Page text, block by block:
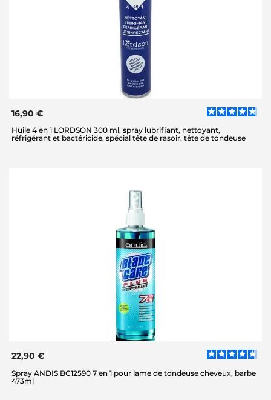
16,90 €
Huile 4 en 1 LORDSON 300 ml, spray lubrifiant, nettoyant,
réfrigérant et bactéricide, spécial tête de rasoir, tête de tondeuse
22,90 €
Spray ANDIS BC12590 7 en 1 pour lame de tondeuse cheveux, barbe
473ml